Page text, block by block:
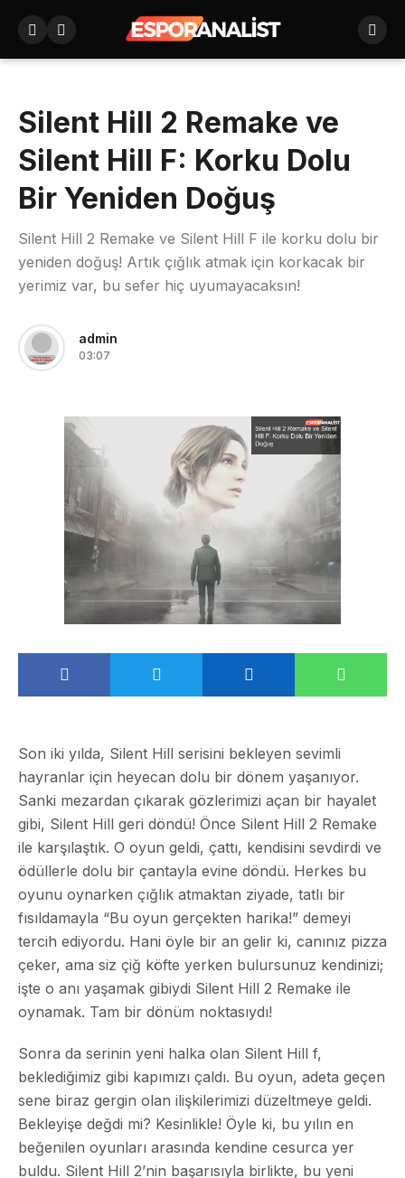
Silent Hill 2 Remake ve
Silent Hill F: Korku Dolu
Bir Yeniden Doğuş
Silent Hill 2 Remake ve Silent Hill F ile korku dolu bir
yeniden doğuş! Artık çığlık atmak için korkacak bir
yerimiz var, bu sefer hiç uyumayacaksın!
admin
03:07
Son iki yılda, Silent Hill serisini bekleyen sevimli
hayranlar için heyecan dolu bir dönem yaşanıyor.
Sanki mezardan çıkarak gözlerimizi açan bir hayalet
gibi, Silent Hill geri döndü! Önce Silent Hill 2 Remake
ile karşılaştık. O oyun geldi, çattı, kendisini sevdirdi ve
ödüllerle dolu bir çantayla evine döndü. Herkes bu
oyunu oynarken çığlık atmaktan ziyade, tatlı bir
fısıldamayla “Bu oyun gerçekten harika!” demeyi
tercih ediyordu. Hani öyle bir an gelir ki, canınız pizza
çeker, ama siz çiğ köfte yerken bulursunuz kendinizi;
işte o anı yaşamak gibiydi Silent Hill 2 Remake ile
oynamak. Tam bir dönüm noktasıydı!
Sonra da serinin yeni halka olan Silent Hill f,
beklediğimiz gibi kapımızı çaldı. Bu oyun, adeta geçen
sene biraz gergin olan ilişkilerimizi düzeltmeye geldi.
Bekleyişe değdi mi? Kesinlikle! Öyle ki, bu yılın en
beğenilen oyunları arasında kendine cesurca yer
buldu. Silent Hill 2’nin başarısıyla birlikte, bu yeni